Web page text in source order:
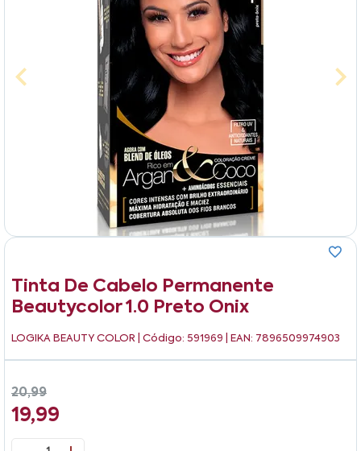
Tinta De Cabelo Permanente
Beautycolor 1.0 Preto Onix
LOGIKA BEAUTY COLOR | Código: 591969 | EAN: 7896509974903
20,99
19,99